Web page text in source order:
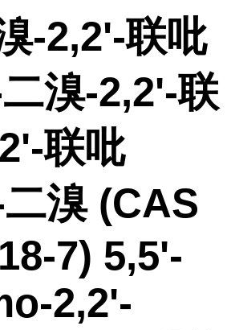
-2,2'-联吡
溴-2,2'-联
联吡
溴 (CAS
7) 5,5'-
2,2'-